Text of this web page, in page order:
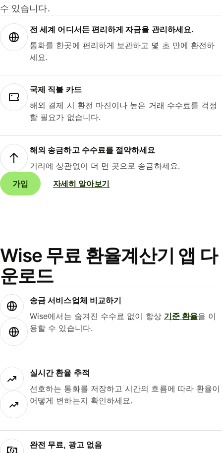
수 있습니다.
전 세계 어디서든 편리하게 자금을 관리하세요.
통화를 한곳에 편리하게 보관하고 몇 초 만에 환전하
세요.
국제 직불 카드
해외 결제 시 환전 마진이나 높은 거래 수수료를 걱정
할 필요가 없습니다.
해외 송금하고 수수료를 절약하세요
거리에 상관없이 더 먼 곳으로 송금하세요.
가입
자세히 알아보기
Wise 무료 환율계산기 앱 다
운로드
송금 서비스업체 비교하기
Wise에서는 숨겨진 수수료 없이 항상 기준 환율을 이
용할 수 있습니다.
실시간 환율 추적
선호하는 통화를 저장하고 시간의 흐름에 따라 환율이
어떻게 변하는지 확인하세요.
완전 무료, 광고 없음